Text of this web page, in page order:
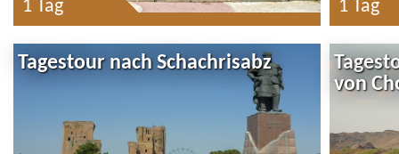
1 Tag 1 Tag
Tagestour nach Schachrisabz
von